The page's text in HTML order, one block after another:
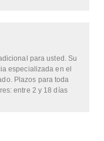
para usted. Su
especializada en el
Plazos para toda
entre 2 y 18 días